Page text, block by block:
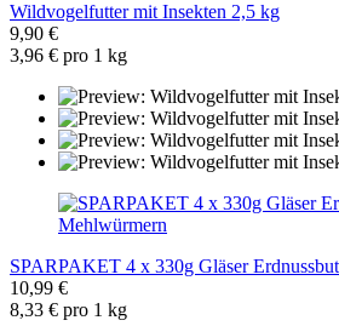
Wildvogelfutter mit Insekten 2,5 kg
9,90 €
3,96 € pro 1 kg
SPARPAKET 4 x 330g Gläser
10,99 €
8,33 € pro 1 kg